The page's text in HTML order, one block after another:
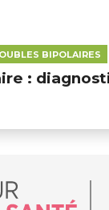
BIPOLAIRES
:
santé, by